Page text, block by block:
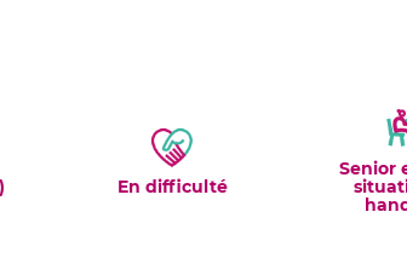
En difficulté
Senior